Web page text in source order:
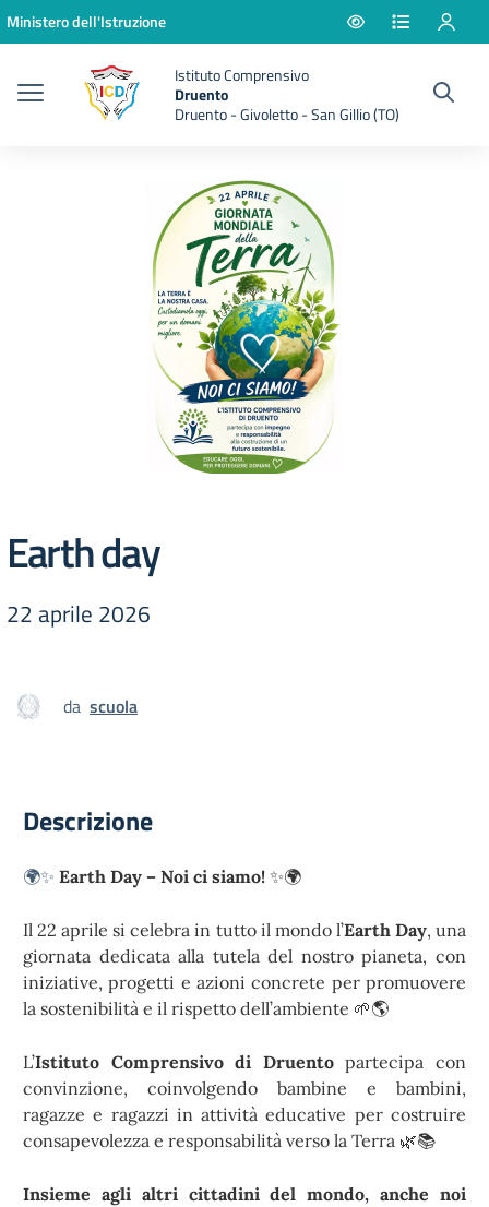
Vai ai contenuti
Vai al menu di navigazione
Vai al footer
Ministero dell'Istruzione
Istituto Comprensivo
Druento
Druento - Givoletto - San Gillio (TO)
Earth day
22 aprile 2026
da scuola
Descrizione
🌍✨ Earth Day – Noi ci siamo! ✨🌍
Il 22 aprile si celebra in tutto il mondo l’Earth Day, una
giornata dedicata alla tutela del nostro pianeta, con
iniziative, progetti e azioni concrete per promuovere
la sostenibilità e il rispetto dell’ambiente 🌱🌎
L’Istituto Comprensivo di Druentopartecipa con
convinzione, coinvolgendo bambine e bambini,
ragazze e ragazzi in attività educative per costruire
consapevolezza e responsabilità verso la Terra 🌿📚
Insieme agli altri cittadini del mondo, anche noi